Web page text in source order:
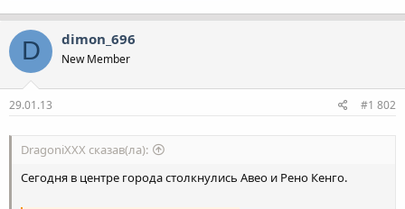
D dimon_696
New Member
29.01.13 #1 802
DragoniXXX сказав(ла):
Сегодня в центре города столкнулись Авео и Рено Кенго.